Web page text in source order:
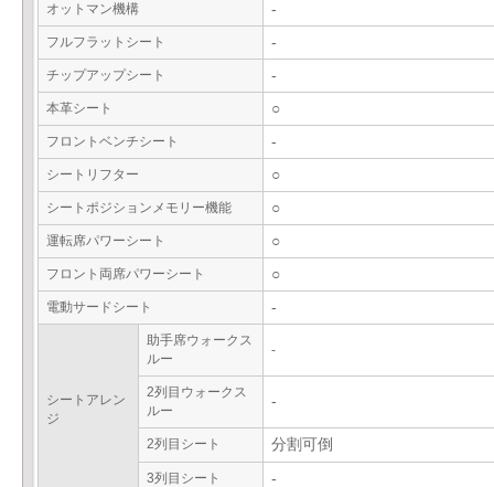
オットマン機構 -
フルフラットシート -
チップアップシート -
本革シート ○
フロントベンチシート -
シートリフター ○
シートポジションメモリー機能 ○
運転席パワーシート ○
フロント両席パワーシート ○
電動サードシート -
シートアレン
ジ
助手席ウォークス
ルー
-
2列目ウォークス
ルー
-
2列目シート 分割可倒
3列目シート -